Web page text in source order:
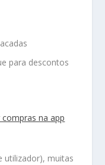
para descontos
na app
utilizador), muitas